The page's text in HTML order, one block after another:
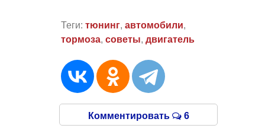
Теги: тюнинг, автомобили,
тормоза, советы, двигатель
Комментировать 6